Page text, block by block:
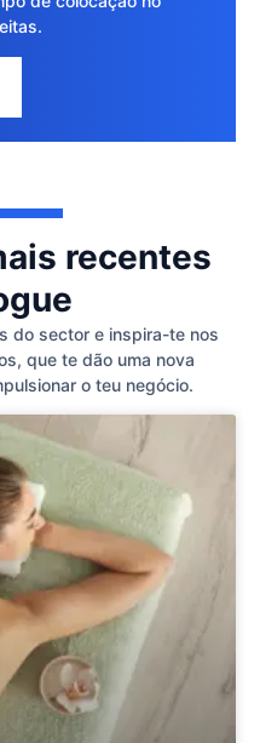
recentes
do sector e inspira-te nos
que te dão uma nova
o teu negócio.